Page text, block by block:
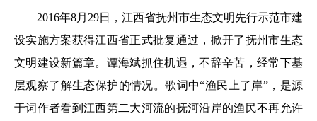
2016年8月29日，江西省抚州市生态文明先行示范市建
设实施方案获得江西省正式批复通过，掀开了抚州市生态
文明建设新篇章。谭海斌抓住机遇，不辞辛苦，经常下基
层观察了解生态保护的情况。歌词中“渔民上了岸”，是源
于词作者看到江西第二大河流的抚河沿岸的渔民不再允许